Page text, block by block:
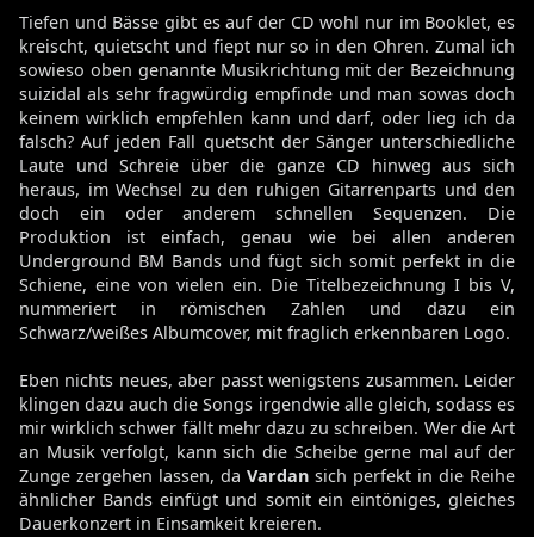
Tiefen und Bässe gibt es auf der CD wohl nur im Booklet, es
kreischt, quietscht und fiept nur so in den Ohren. Zumal ich
sowieso oben genannte Musikrichtung mit der Bezeichnung
suizidal als sehr fragwürdig empfinde und man sowas doch
keinem wirklich empfehlen kann und darf, oder lieg ich da
falsch? Auf jeden Fall quetscht der Sänger unterschiedliche
Laute und Schreie über die ganze CD hinweg aus sich
heraus, im Wechsel zu den ruhigen Gitarrenparts und den
doch ein oder anderem schnellen Sequenzen. Die
Produktion ist einfach, genau wie bei allen anderen
Underground BM Bands und fügt sich somit perfekt in die
Schiene, eine von vielen ein. Die Titelbezeichnung I bis V,
nummeriert in römischen Zahlen und dazu ein
Schwarz/weißes Albumcover, mit fraglich erkennbaren Logo.
Eben nichts neues, aber passt wenigstens zusammen. Leider
klingen dazu auch die Songs irgendwie alle gleich, sodass es
mir wirklich schwer fällt mehr dazu zu schreiben. Wer die Art
an Musik verfolgt, kann sich die Scheibe gerne mal auf der
Zunge zergehen lassen, da Vardan sich perfekt in die Reihe
ähnlicher Bands einfügt und somit ein eintöniges, gleiches
Dauerkonzert in Einsamkeit kreieren.